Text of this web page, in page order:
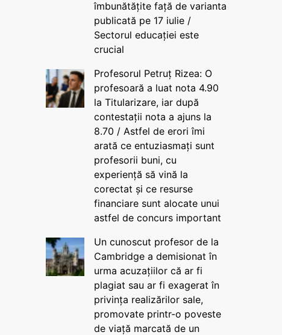
îmbunătățite față de varianta
publicată pe 17 iulie /
Sectorul educației este
crucial
Profesorul Petruț Rizea: O
profesoară a luat nota 4.90
la Titularizare, iar după
contestații nota a ajuns la
8.70 / Astfel de erori îmi
arată ce entuziasmați sunt
profesorii buni, cu
experiență să vină la
corectat și ce resurse
financiare sunt alocate unui
astfel de concurs important
Un cunoscut profesor de la
Cambridge a demisionat în
urma acuzațiilor că ar fi
plagiat sau ar fi exagerat în
privința realizărilor sale,
promovate printr-o poveste
de viață marcată de un